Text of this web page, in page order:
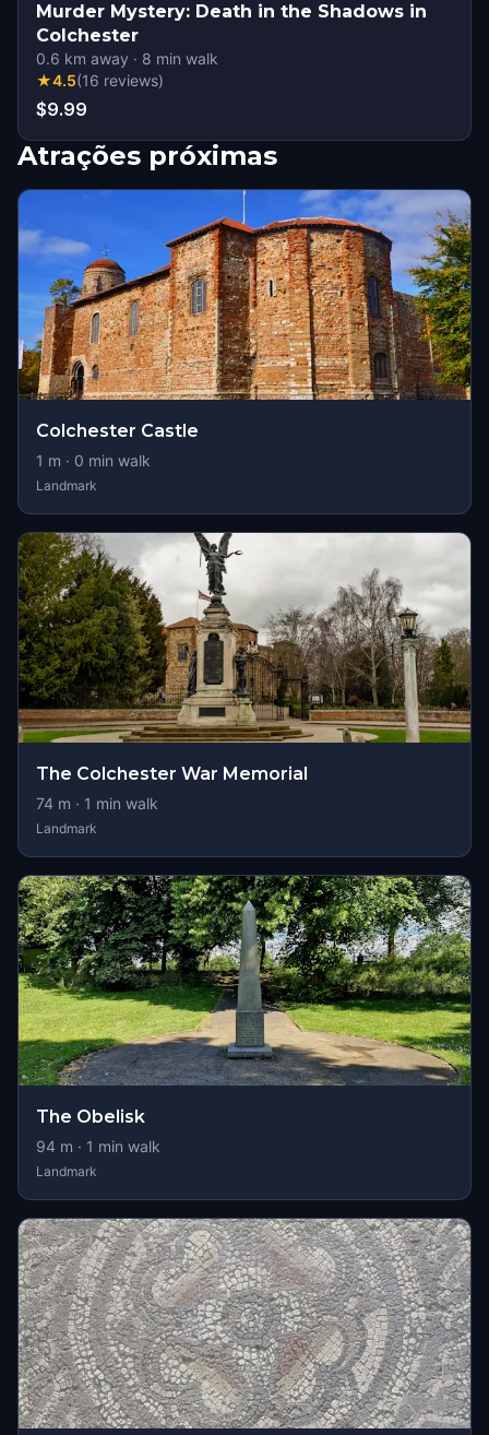
Murder Mystery: Death in the Shadows in
Colchester
0.6 km away · 8 min walk
★4.5(16 reviews)
$9.99
Atrações próximas
Colchester Castle
1 m · 0 min walk
Landmark
The Colchester War Memorial
74 m · 1 min walk
Landmark
The Obelisk
94 m · 1 min walk
Landmark